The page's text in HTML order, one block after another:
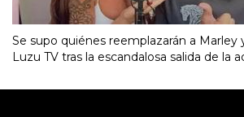
Se supo quiénes reemplazarán a Marley
Luzu TV tras la escandalosa salida de la